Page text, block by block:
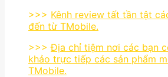
>>> Kênh review tất tần tật
đến từ TMobile.
>>>Địa chỉ tiệm nơi các bạn
khảo trực tiếp các sản phẩm
TMobile.